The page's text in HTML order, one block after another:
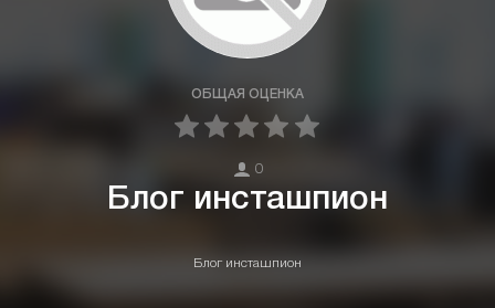
ОБЩАЯ ОЦЕНКА
0
Блог инсташпион
Блог инсташпион